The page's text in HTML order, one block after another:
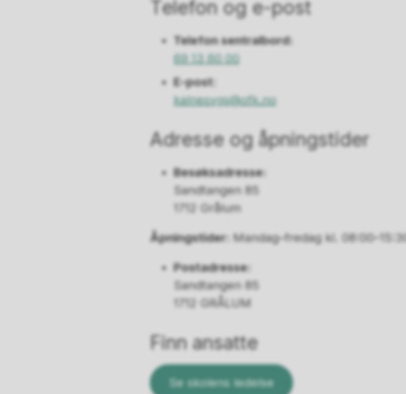
Telefon og e-post
Telefon sentralbord:
69 13 60 00
E-post:
kalnesvgs@ofk.no
Adresse og åpningstider
Besøksadresse:
Sandtangen 85
1712 Grålum
Åpningstider: Mandag–fredag kl. 08:00–15:30
Postadresse:
Sandtangen 85
1712 GRÅLUM
Finn ansatte
Se skolens ledelse